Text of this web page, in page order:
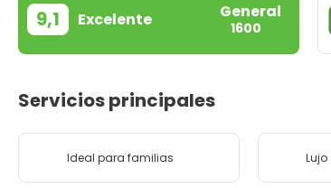
9,1 Excelente General
1600
Servicios principales
Ideal para familias Lujo